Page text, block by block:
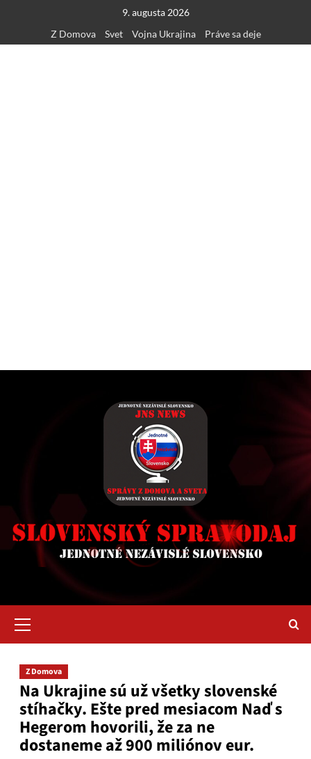
content
9. augusta 2026
Z Domova
Svet Vojna Ukrajina Práve sa deje
Menu
Z Domova
Na Ukrajine sú už všetky slovenské
stíhačky. Ešte pred mesiacom Naď s
Hegerom hovorili, že za ne
dostaneme až 900 miliónov eur.